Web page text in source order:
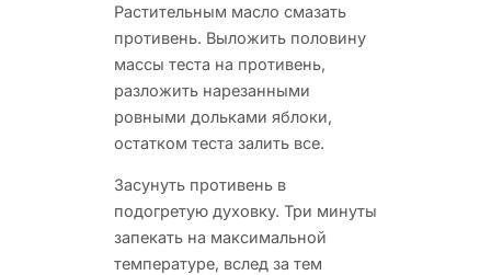
Растительным масло смазать
противень. Выложить половину
массы теста на противень,
разложить нарезанными
ровными дольками яблоки,
остатком теста залить все.
Засунуть противень в
подогретую духовку. Три минуты
запекать на максимальной
температуре, вслед за тем